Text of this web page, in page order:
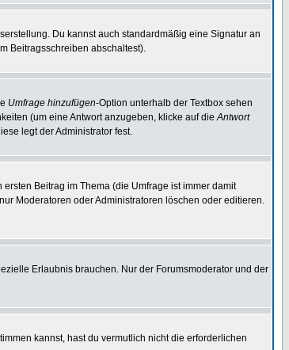
Du kannst auch standardmäßig eine Signatur an
Beitragsschreiben abschaltest).
Umfrage hinzufügen-Option unterhalb der Textbox sehen
(um eine Antwort anzugeben, klicke auf dieAntwort
legt der Administrator fest.
Beitrag im Thema (die Umfrage ist immer damit
Moderatoren oder Administratoren löschen oder editieren.
Erlaubnis brauchen. Nur der Forumsmoderator und der
kannst, hast du vermutlich nicht die erforderlichen